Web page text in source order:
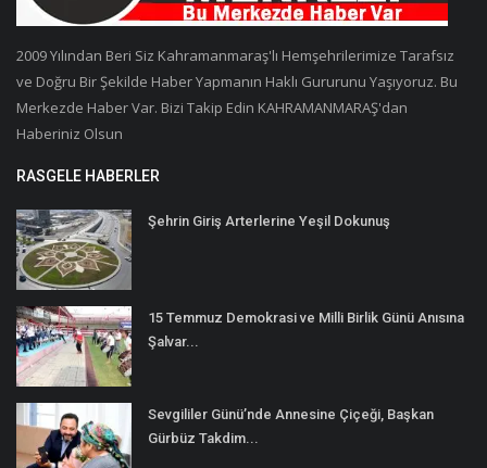
2009 Yılından Beri Siz Kahramanmaraş'lı Hemşehrilerimize Tarafsız
ve Doğru Bir Şekilde Haber Yapmanın Haklı Gururunu Yaşıyoruz. Bu
Merkezde Haber Var. Bizi Takip Edin KAHRAMANMARAŞ'dan
Haberiniz Olsun
RASGELE HABERLER
Şehrin Giriş Arterlerine Yeşil Dokunuş
15 Temmuz Demokrasi ve Milli Birlik Günü Anısına
Şalvar...
Sevgililer Günü’nde Annesine Çiçeği, Başkan
Gürbüz Takdim...